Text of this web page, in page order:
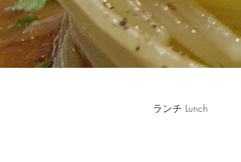
ランチ Lunch